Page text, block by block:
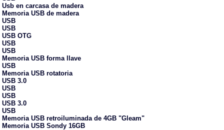
Usb en carcasa de madera
Memoria USB de madera
USB
USB
USB OTG
USB
USB
Memoria USB forma llave
USB
Memoria USB rotatoria
USB 3.0
USB
USB
USB 3.0
USB
Memoria USB retroiluminada de 4GB "Gleam"
Memoria USB Sondy 16GB